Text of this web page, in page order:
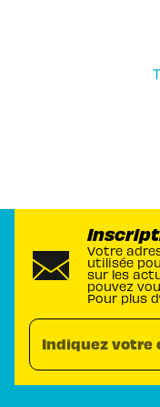
Votre
utilisée
sur les
pouvez
Pour plus
Indiquez votre